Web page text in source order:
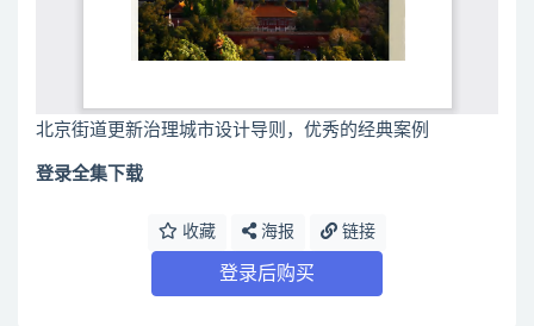
北京街道更新治理城市设计导则，优秀的经典案例
登录全集下载
收藏 海报 链接
登录后购买